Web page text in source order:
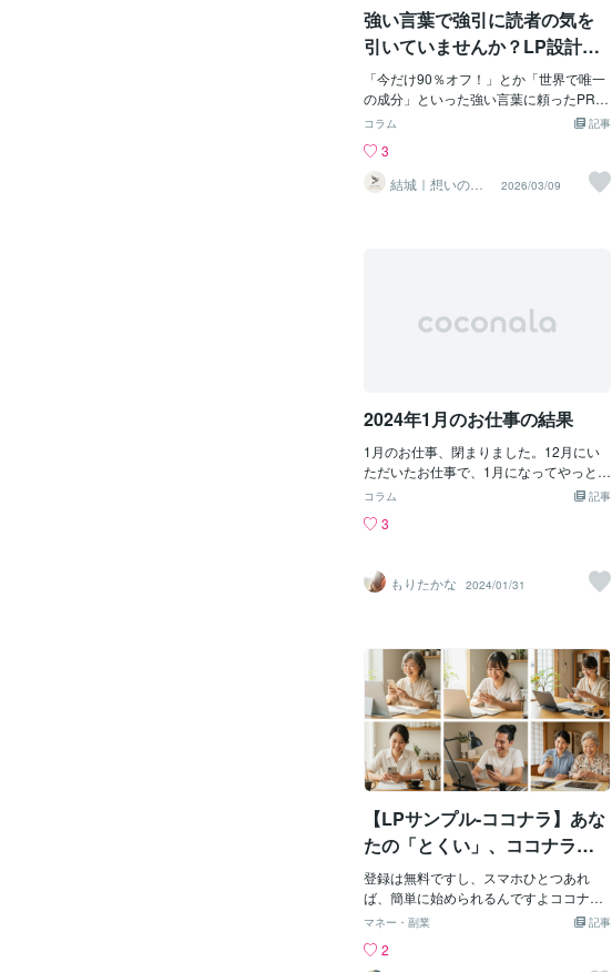
ュで勢いのあるテイストに統一し、表現
もポジ
品にピッタリ。・黄色：明るくポジティ
ブなこの色は、注意を引きつけて元気を
与えます。「もう残りわずか！」で緊急
感を演出人は失うことを極端に嫌いま
す。この心理を利用して、「今すぐ行動
しないと損！」と感じさせれば、クリッ
す。・限定オファー：「早い者勝ち！」
「あと〇個！」という言葉で、購入への
急ぎ足を加速。・タイマー：カウントダ
う。・顧客の声：実際に満足したお客さ
んのコメントや評価は、新規のお客さん
頼度が上がります。カスタマイズで個々
弱
強い言葉で強引に読者の気を
引いていませんか？LP設計に
おける「誠実さ」の話
「今だけ90％オフ！」とか「世界で唯一
の成分」といった強い言葉に頼ったPRを
していませんか？強い言葉は便利です
と思われてしまうリスクがあります。
【強い言葉が多用される理由】強い言葉
はインパクトがあるし、記憶にも残りや
えたいはずです。強い言葉を使うのもひ
とつのテクニックではありますが、使い
に必要なのは誠実さとペース】LPにおい
読者の思考を置いてけぼりにしないペー
スです。読者が理解・納得したうえで
「買ってみようかな？」と思えるよう
に、丁寧に説明する必要があります。強
ります。実際、長く結果を出しているLP
ほど、静かなトーンのものが多いです。
Pの寿命は伸びます。【実際の制作事
例】以前、健康食品のLPを担当した際、
クライアントから「強い言葉で興味を惹
いてほしい」という要望がありました。
ただ、提案されていた表現は薬機法に抵
触する可能性が高く、またターゲット層
のトーン＆マナーとも合わないと判断し
ました。そこで、センセーショナルな表
現を使わず、読者の不安に静かに寄り添
う言葉で構成するよう提案しま
記事
コラム
3
結城｜想いの言
語化、おまかせ
2026/03/09
2024年1月のお仕事の結果
1月のお仕事、閉まりました。12月にい
ただいたお仕事で、1月になってやっと納
品まで終わったものなどもあり、一部、
ますが、以下のようなお仕事をいたしま
ル系 2本・スピリチュアル系 1本・健
康食品 1本●LP・転職・キャリアコンサ
ょこちょことあり、LPも楽しくなってき
ました。記事LPもLPも、商品を愛さない
と書けないし、私の記事LPの先生に至っ
ては「愛せない商品は、依頼されても書
かない」と言っていました(笑)よほどの
アフィリ案件でない限りは、どんなプロ
ダクトも、開発販売者の思いがあるな～
とLPに携わると感じます。やはり、思い
を感じとるには、ヒアリングが大事。今
月は1本、代理店さんのヒアリングのまま
に進めたところ、代理店さんのプロダク
ト理解が甘く、1度初稿を出した後に、私
がエンドクライアントさまにヒアリング
させていただいて、もう一度書き直し
た・・・ということが発生しました…こ
の代理店さんとは、業務委託というより
記事
コラム
3
もりたかな 2024/01/31
【LPサンプル-ココナラ】あな
たの「とくい」、ココナラで
生かしてみませんか？ 大丈
夫、むずかしくないから。
登録は無料ですし、スマホひとつあれ
ば、簡単に始められるんですよココナラ
には、500万人以上(※1)もの人が集まって
な…」なんて集客の心配も、ぐっと軽く
記事
マネー・副業
2